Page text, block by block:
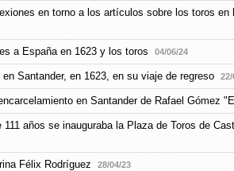
en torno a los artículos sobre los toros en
a España en 1623 y los toros 04/06/24
Santander, en 1623, en su viaje de regreso 22/
en Santander de Rafael Gómez
años se inauguraba la Plaza de Toros de
Félix Rodríguez 28/04/23